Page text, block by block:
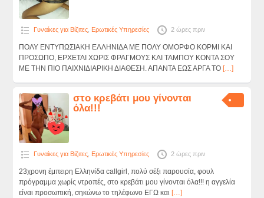
Γυναίκες για Βίζιτες, Ερωτικές Υπηρεσίες 2 ώρες πριν
ΠΟΛΥ ΕΝΤΥΠΩΣΙΑΚΗ ΕΛΛΗΝΙΔΑ ΜΕ ΠΟΛΥ ΟΜΟΡΦΟ ΚΟΡΜΙ ΚΑΙ
ΠΡΟΣΩΠΟ, ΕΡΧΕΤΑΙ ΧΩΡΙΣ ΦΡΑΓΜΟΥΣ ΚΑΙ ΤΑΜΠΟΥ ΚΟΝΤΑ ΣΟΥ
ΜΕ ΤΗΝ ΠΙΟ ΠΑΙΧΝΙΔΙΑΡΙΚΗ ΔΙΑΘΕΣΗ. ΑΠΑΝΤΑ ΕΩΣ ΑΡΓΑ ΤΟ […]
στο κρεβάτι μου γίνονται
όλα!!!
Γυναίκες για Βίζιτες, Ερωτικές Υπηρεσίες 2 ώρες πριν
23χρονη έμπειρη Ελληνίδα callgirl, πολύ σέξι παρουσία, φουλ
πρόγραμμα χωρίς ντροπές, στο κρεβάτι μου γίνονται όλα!!! η αγγελία
είναι προσωπική, σηκώνω το τηλέφωνο ΕΓΩ και […]